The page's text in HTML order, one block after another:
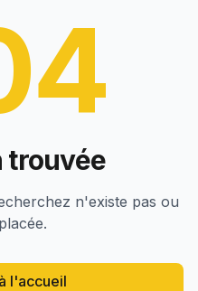
trouvée
n'existe pas ou
l'accueil